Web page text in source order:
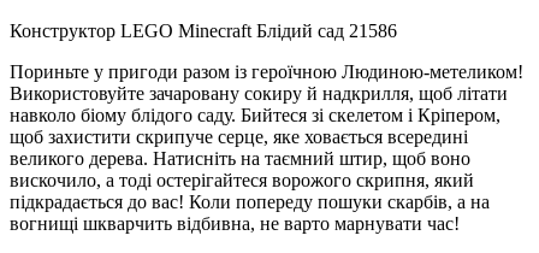
Конструктор LEGO Minecraft Блідий сад 21586
Пориньте у пригоди разом із героїчною Людиною-метеликом!
Використовуйте зачаровану сокиру й надкрилля, щоб літати
навколо біому блідого саду. Бийтеся зі скелетом і Кріпером,
щоб захистити скрипуче серце, яке ховається всередині
великого дерева. Натисніть на таємний штир, щоб воно
вискочило, а тоді остерігайтеся ворожого скрипня, який
підкрадається до вас! Коли попереду пошуки скарбів, а на
вогнищі шкварчить відбивна, не варто марнувати час!